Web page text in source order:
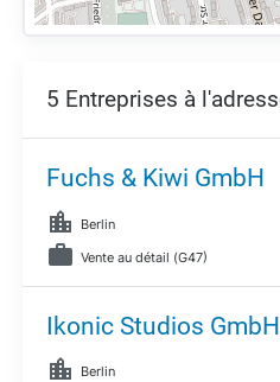
Fuchs & Kiwi GmbH
Berlin
Vente au détail (G47)
Ikonic Studios GmbH
Berlin